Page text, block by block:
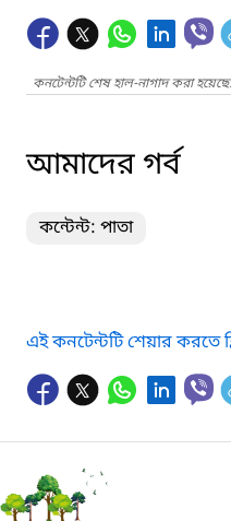
কনটেন্টটি শেষ হাল-নাগাদ করা
আমাদের গর্ব
কন্টেন্ট: পাতা
এই কনটেন্টটি শেয়ার করতে